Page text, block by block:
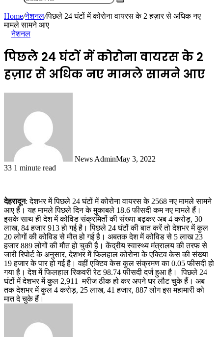
Search
Home/नेशनल/पिछले 24 घंटों में कोरोना वायरस के 2 हज़ार से अधिक नए
मामले सामने आए
नेशनल
पिछले 24 घंटों में कोरोना वायरस के 2
हज़ार से अधिक नए मामले सामने आए
News AdminMay 3, 2022
33 1 minute read
देहरादून: देशभर में पिछले 24 घंटों में कोरोना वायरस के 2568 नए मामले सामने
आए हैं। यह मामले पिछले दिन के मुकाबले 18.6 फीसदी कम नए मामले हैं।
इसके साथ ही देश में कोविड संक्रमितों की संख्या बढ़कर अब 4 करोड़, 30
लाख, 84 हजार 913 हो गई है। पिछले 24 घंटों की बात करें तो देशभर में कुल
20 लोगों की कोविड से मौत हो गई है। अबतक देश में कोविड से 5 लाख 23
हजार 889 लोगों की मौत हो चुकी है। केंद्रीय स्वास्थ्य मंत्रालय की तरफ से
जारी रिपोर्ट के अनुसार, देशभर में फिलहाल कोरोना के एक्टिव केस की संख्या
19 हजार के पार हो गई है। वहीं एक्टिव केस कुल संक्रमण का 0.05 फीसदी हो
गया है। देश में फिलहाल रिकवरी रेट 98.74 फीसदी दर्ज हुआ है। पिछले 24
घंटों में देशभर में कुल 2,911 मरीज ठीक हो कर अपने घर लौट चुके हैं। अब
तक देशभर में कुल 4 करोड़, 25 लाख, 41 हजार, 887 लोग इस महामारी को
मात दे चुके हैं।